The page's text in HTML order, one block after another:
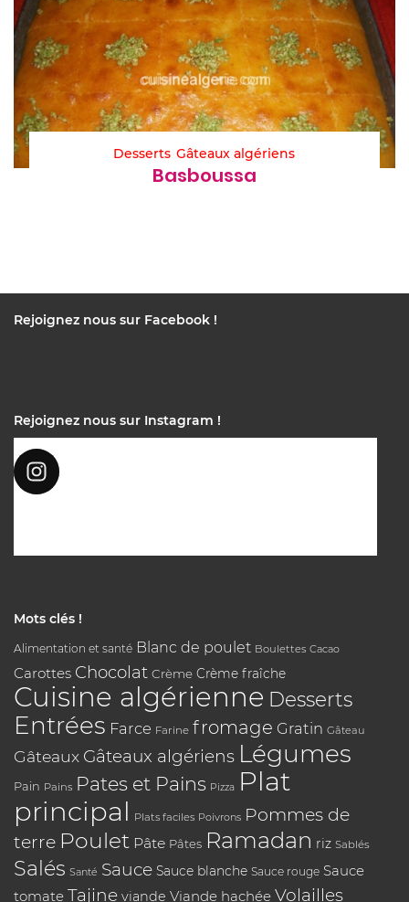
Desserts Gâteaux algériens
Basboussa
Rejoignez nous sur Facebook !
Rejoignez nous sur Instagram !
Mots clés !
Alimentation et santé Blanc de poulet Boulettes Cacao
Carottes Chocolat Crème Crème fraîche
Cuisine algérienne Desserts
Entrées Farce Farine fromage Gratin Gâteau
Gâteaux Gâteaux algériens Légumes
Pain Pains Pates et Pains Pizza Plat
principal Plats faciles Poivrons Pommes de
terre Poulet Pâte Pâtes Ramadan riz Sablés
Salés Santé Sauce Sauce blanche Sauce rouge Sauce
tomate Tajine viande Viande hachée Volailles